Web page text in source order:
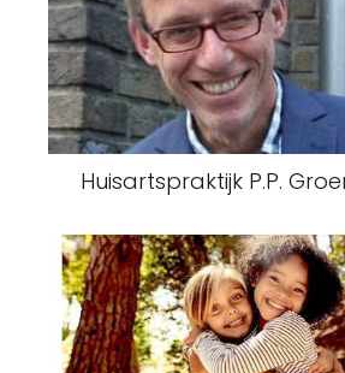
Huisartspraktijk P.P.